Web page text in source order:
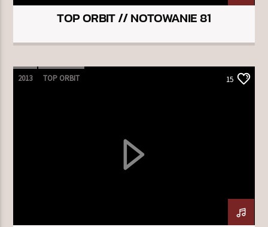
TOP ORBIT // NOTOWANIE 81
2013 TOP ORBIT 15